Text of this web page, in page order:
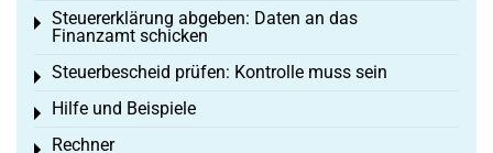
Steuererklärung abgeben: Daten an das
Finanzamt schicken
Toggle menu
Steuerbescheid prüfen: Kontrolle muss sein
Toggle menu
Hilfe und Beispiele
Toggle menu
Rechner